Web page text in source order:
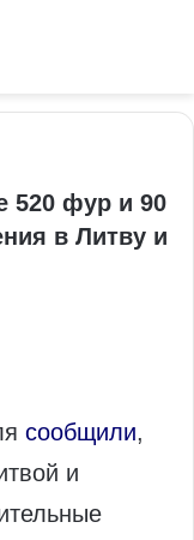
520 фур и 90
в Литву и
сообщили,
и